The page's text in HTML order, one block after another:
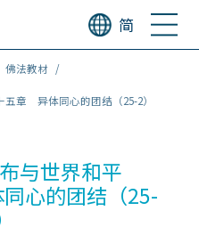
简
佛法教材
章 异体同心的团结（25-2）
与世界和平
心的团结（25-